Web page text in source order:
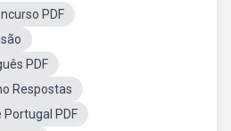
PDF
PDF
Respostas
Portugal PDF